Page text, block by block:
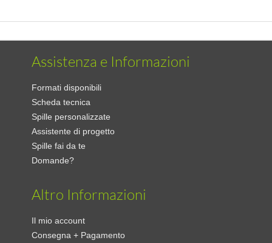
Assistenza e Informazioni
Formati disponibili
Scheda tecnica
Spille personalizzate
Assistente di progetto
Spille fai da te
Domande?
Altro Informazioni
Il mio account
Consegna + Pagamento